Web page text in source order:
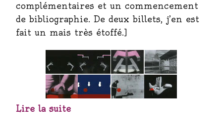
complémentaires et un commencement
de bibliographie. De deux billets, j’en est
fait un mais très étoffé.]
Lire la suite